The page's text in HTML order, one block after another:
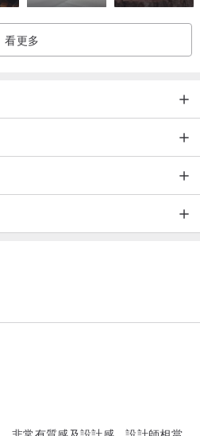
然材料,我們沒辦法再次改變它大小和
受光線、拍照及顯示設備的影響，會
不符和質量問題。
看更多